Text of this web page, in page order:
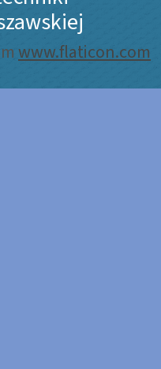
www.flaticon.com